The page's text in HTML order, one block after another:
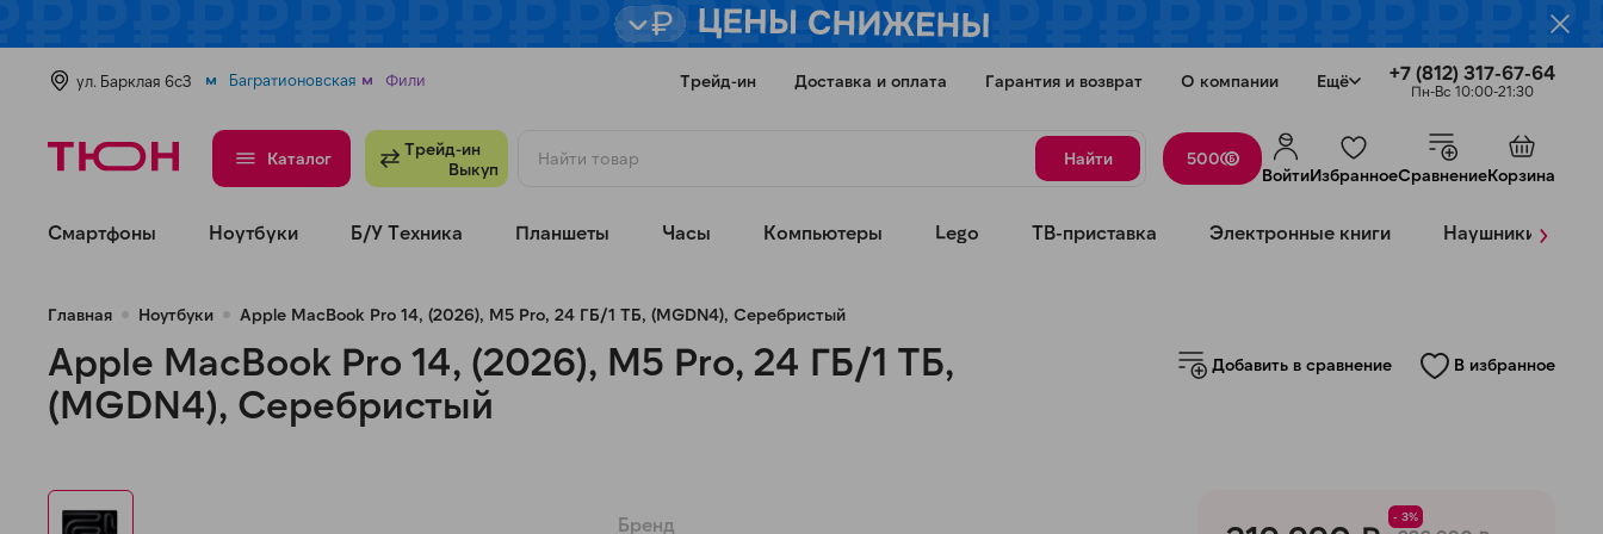
ул. Барклая 6с3 Багратионовская Фили Трейд-ин Доставка и оплата Гарантия и возврат О компании Ещё +7 (812) 317-67-64
Пн-Вс 10:00-21:30
Каталог
Трейд-ин
Выкуп
Найти
500
ВойтиИзбранноеСравнениеКорзина
Смартфоны Ноутбуки Б/У Техника Планшеты Часы Компьютеры Lego ТВ-приставка Электронные книги Наушники ›
Главная Ноутбуки Apple MacBook Pro 14, (2026), M5 Pro, 24 ГБ/1 ТБ, (MGDN4), Серебристый
Apple MacBook Pro 14, (2026), M5 Pro, 24 ГБ/1 ТБ,
(MGDN4), Серебристый
Добавить в сравнение В избранное
Бренд - 3%
Закрыть
Разбейтеоплату